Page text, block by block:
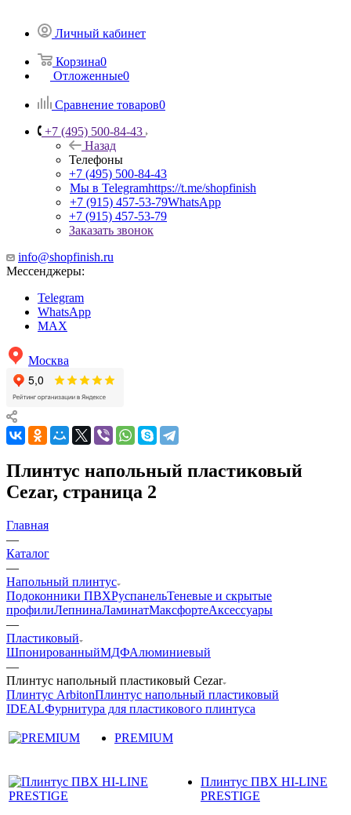
Личный кабинет
Корзина0
Отложенные0
Сравнение товаров0
+7 (495) 500-84-43
Назад
Телефоны
+7 (495) 500-84-43
Мы в Telegramhttps://t.me/shopfinish
+7 (915) 457-53-79WhatsApp
+7 (915) 457-53-79
Заказать звонок
info@shopfinish.ru
Мессенджеры:
Telegram
WhatsApp
MAX
Москва
Плинтус напольный пластиковый
Cezar, страница 2
Главная
—
Каталог
—
Напольный плинтус
Подоконники ПВХРуспанельТеневые и скрытые
профилиЛепнинаЛаминатМаксфортеАксессуары
—
Пластиковый
ШпонированныйМДФАлюминиевый
—
Плинтус напольный пластиковый Cezar
Плинтус ArbitonПлинтус напольный пластиковый
IDEALФурнитура для пластикового плинтуса
PREMIUM
Плинтус ПВХ HI-LINE
PRESTIGE